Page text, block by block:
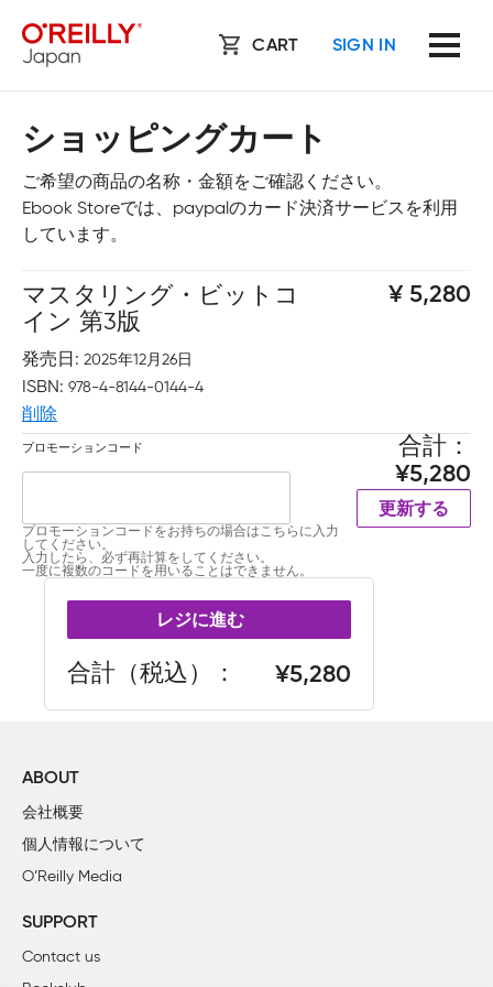
CART SIGN IN
ショッピングカート
ご希望の商品の名称・金額をご確認ください。
Ebook Storeでは、paypalのカード決済サービスを利用
しています。
マスタリング・ビットコ
イン 第3版
発売日 2025年12月26日
ISBN 978-4-8144-0144-4
削除
5,280
プロモーションコード
プロモーションコードをお持ちの場合はこちらに入力
してください。
入力したら、必ず再計算をしてください。
一度に複数のコードを用いることはできません。
合計
5,280
更新する
レジに進む
合計（税込） 5,280
ABOUT
会社概要
個人情報について
O’Reilly Media
SUPPORT
Contact us